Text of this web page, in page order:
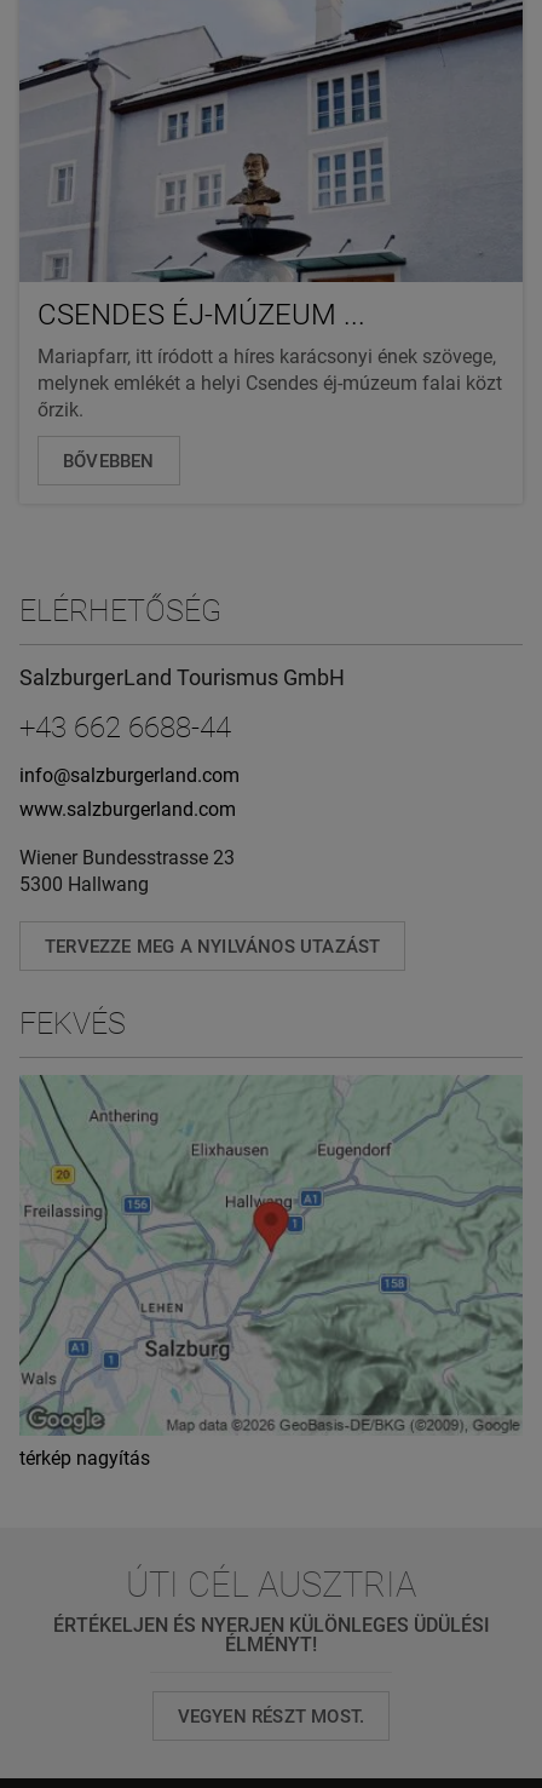
CSENDES ÉJ-MÚZEUM ...
Mariapfarr, itt íródott a híres karácsonyi ének szövege,
melynek emlékét a helyi Csendes éj-múzeum falai közt
őrzik.
BŐVEBBEN
ELÉRHETŐSÉG
SalzburgerLand Tourismus GmbH
+43 662 6688-44
info@salzburgerland.com
www.salzburgerland.com
Wiener Bundesstrasse 23
5300 Hallwang
TERVEZZE MEG A NYILVÁNOS UTAZÁST
FEKVÉS
térkép nagyítás
ÚTI CÉL AUSZTRIA
ÉRTÉKELJEN ÉS NYERJEN KÜLÖNLEGES ÜDÜLÉSI
ÉLMÉNYT!
VEGYEN RÉSZT MOST.